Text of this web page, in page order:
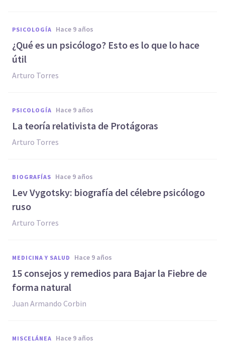
PSICOLOGÍA hace 9 años
​¿Qué es un psicólogo? Esto es lo que lo hace
útil
Arturo Torres
PSICOLOGÍA hace 9 años
​La teoría relativista de Protágoras
Arturo Torres
BIOGRAFÍAS hace 9 años
Lev Vygotsky: biografía del célebre psicólogo
ruso
Arturo Torres
MEDICINA Y SALUD hace 9 años
15 consejos y remedios para Bajar la Fiebre de
forma natural
Juan Armando Corbin
MISCELÁNEA hace 9 años